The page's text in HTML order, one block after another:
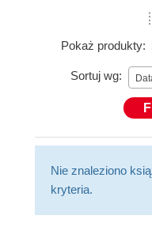
Pokaż produkty:
Sortuj wg:
Nie znaleziono
kryteria.